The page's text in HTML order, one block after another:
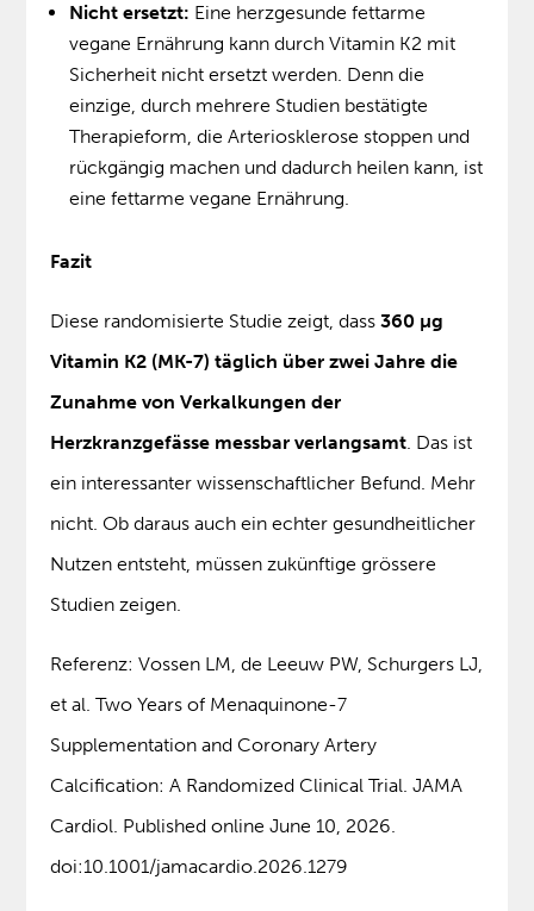
Nicht ersetzt: Eine herzgesunde fettarme
vegane Ernährung kann durch Vitamin K2 mit
Sicherheit nicht ersetzt werden. Denn die
einzige, durch mehrere Studien bestätigte
Therapieform, die Arteriosklerose stoppen und
rückgängig machen und dadurch heilen kann, ist
eine fettarme vegane Ernährung.
Fazit
Diese randomisierte Studie zeigt, dass360 µg
Vitamin K2 (MK-7) täglich über zwei Jahre die
Zunahme von Verkalkungen der
Herzkranzgefässe messbar verlangsamt. Das ist
ein interessanter wissenschaftlicher Befund. Mehr
nicht. Ob daraus auch ein echter gesundheitlicher
Nutzen entsteht, müssen zukünftige grössere
Studien zeigen.
Referenz: Vossen LM, de Leeuw PW, Schurgers LJ,
et al. Two Years of Menaquinone-7
Supplementation and Coronary Artery
Calcification: A Randomized Clinical Trial. JAMA
Cardiol. Published online June 10, 2026.
doi:10.1001/jamacardio.2026.1279